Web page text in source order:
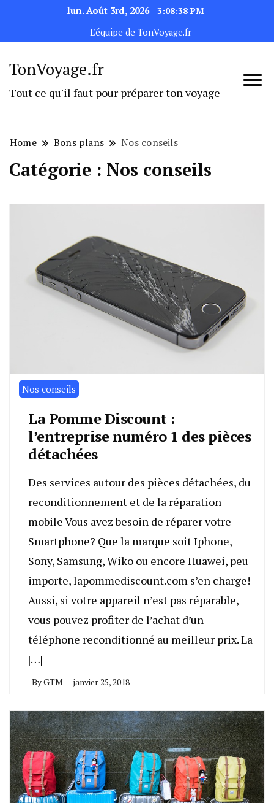
lun. Août 3rd, 2026
3:08:39 PM
L’équipe de TonVoyage.fr
TonVoyage.fr
Tout ce qu'il faut pour préparer ton voyage
Home Bons plans Nos conseils
Catégorie : Nos conseils
Nos conseils
La Pomme Discount :
l’entreprise numéro 1 des pièces
détachées
Des services autour des pièces détachées, du
reconditionnement et de la réparation
mobile Vous avez besoin de réparer votre
Smartphone? Que la marque soit Iphone,
Sony, Samsung, Wiko ou encore Huawei, peu
importe, lapommediscount.com s’en charge!
Aussi, si votre appareil n’est pas réparable,
vous pouvez profiter de l’achat d’un
téléphone reconditionné au meilleur prix. La
[…]
ByGTM janvier 25, 2018